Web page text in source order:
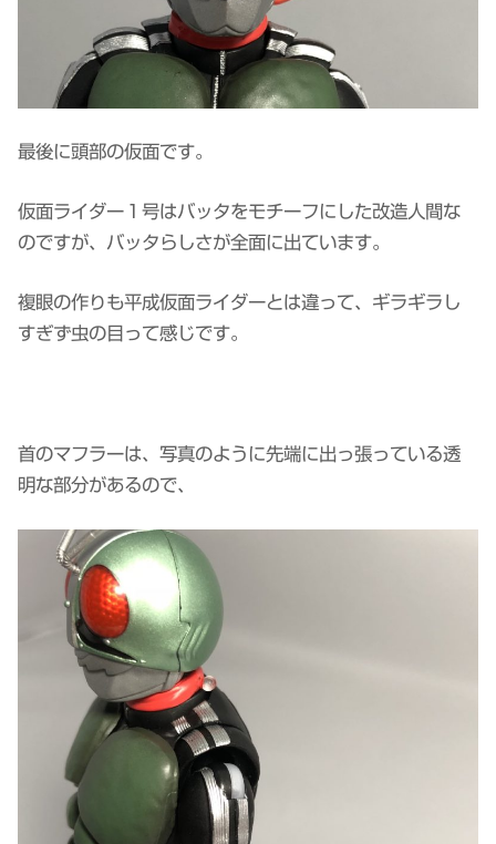
最後に頭部の仮面です。
仮面ライダー１号はバッタをモチーフにした改造人間な
のですが、バッタらしさが全面に出ています。
複眼の作りも平成仮面ライダーとは違って、ギラギラし
すぎず虫の目って感じです。
首のマフラーは、写真のように先端に出っ張っている透
明な部分があるので、